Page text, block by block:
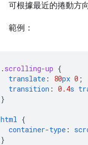
可根據最近的捲動方
範例：
. scrolling-up {
translate : 80px 0 ;
transition : 0.4s
}
html {
container-type :
}